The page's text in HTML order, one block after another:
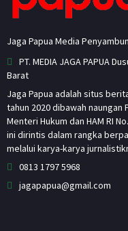
Jaga Papua Media
PT. MEDIA JAGA PAPUA
Barat
Jaga Papua adalah situs
tahun 2020 dibawah naungan
Menteri Hukum dan HAM RI
ini dirintis dalam rangka
melalui karya-karya
0813 1797 5968
jagapapua@gmail.com